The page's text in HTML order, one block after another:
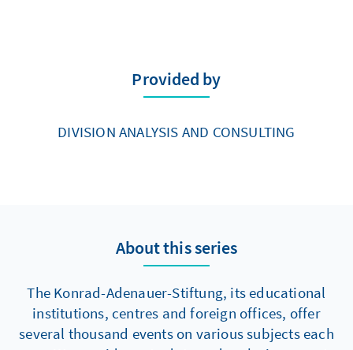
Provided by
DIVISION ANALYSIS AND CONSULTING
About this series
The Konrad-Adenauer-Stiftung, its educational
institutions, centres and foreign offices, offer
several thousand events on various subjects each